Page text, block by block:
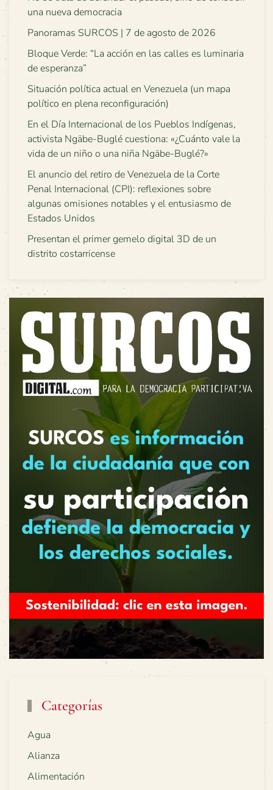
una nueva democracia
Panoramas SURCOS | 7 de agosto de 2026
Bloque Verde: “La acción en las calles es luminaria
de esperanza”
Situación política actual en Venezuela (un mapa
político en plena reconfiguración)
En el Día Internacional de los Pueblos Indígenas,
activista Ngäbe-Buglé cuestiona: «¿Cuánto vale la
vida de un niño o una niña Ngäbe-Buglé?»
El anuncio del retiro de Venezuela de la Corte
Penal Internacional (CPI): reflexiones sobre
algunas omisiones notables y el entusiasmo de
Estados Unidos
Presentan el primer gemelo digital 3D de un
distrito costarricense
Categorías
Agua
Alianza
Alimentación